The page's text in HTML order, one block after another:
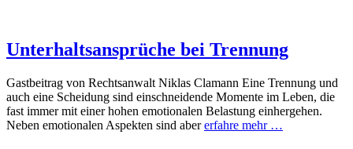
Unterhaltsansprüche bei Trennung
Gastbeitrag von Rechtsanwalt Niklas Clamann Eine Trennung und
auch eine Scheidung sind einschneidende Momente im Leben, die
fast immer mit einer hohen emotionalen Belastung einhergehen.
Neben emotionalen Aspekten sind abererfahre mehr …